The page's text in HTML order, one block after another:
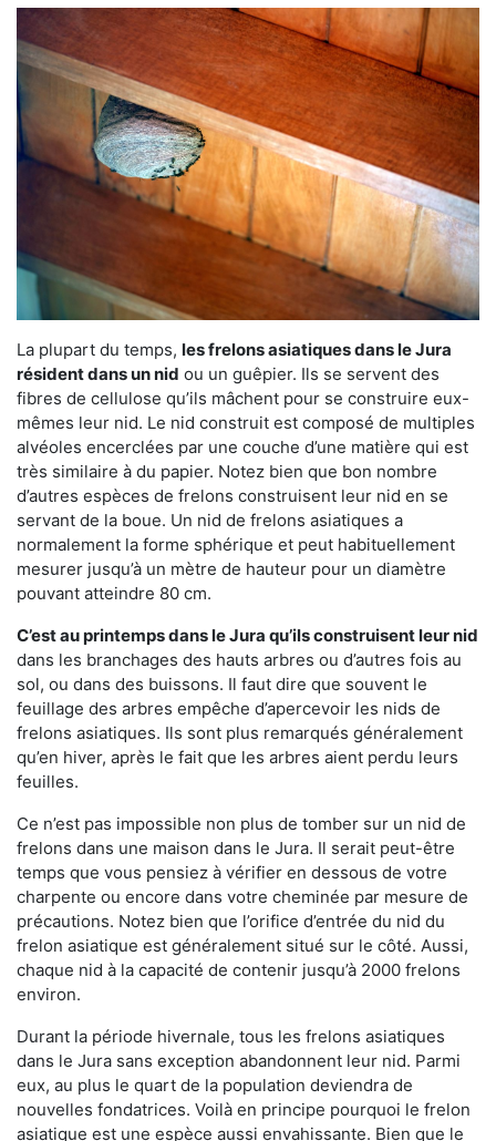
La plupart du temps, les frelons asiatiques dans le Jura
résident dans un nid ou un guêpier. Ils se servent des
fibres de cellulose qu’ils mâchent pour se construire eux-
mêmes leur nid. Le nid construit est composé de multiples
alvéoles encerclées par une couche d’une matière qui est
très similaire à du papier. Notez bien que bon nombre
d’autres espèces de frelons construisent leur nid en se
servant de la boue. Un nid de frelons asiatiques a
normalement la forme sphérique et peut habituellement
mesurer jusqu’à un mètre de hauteur pour un diamètre
pouvant atteindre 80 cm.
C’est au printemps dans le Jura qu’ils construisent leur nid
dans les branchages des hauts arbres ou d’autres fois au
sol, ou dans des buissons. Il faut dire que souvent le
feuillage des arbres empêche d’apercevoir les nids de
frelons asiatiques. Ils sont plus remarqués généralement
qu’en hiver, après le fait que les arbres aient perdu leurs
feuilles.
Ce n’est pas impossible non plus de tomber sur un nid de
frelons dans une maison dans le Jura. Il serait peut-être
temps que vous pensiez à vérifier en dessous de votre
charpente ou encore dans votre cheminée par mesure de
précautions. Notez bien que l’orifice d’entrée du nid du
frelon asiatique est généralement situé sur le côté. Aussi,
chaque nid à la capacité de contenir jusqu’à 2000 frelons
environ.
Durant la période hivernale, tous les frelons asiatiques
dans le Jura sans exception abandonnent leur nid. Parmi
eux, au plus le quart de la population deviendra de
nouvelles fondatrices. Voilà en principe pourquoi le frelon
asiatique est une espèce aussi envahissante. Bien que le